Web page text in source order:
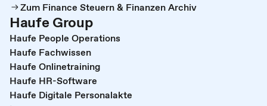
Zum Finance Steuern & Finanzen Archiv
Haufe Group
Haufe People Operations
Haufe Fachwissen
Haufe Onlinetraining
Haufe HR-Software
Haufe Digitale Personalakte